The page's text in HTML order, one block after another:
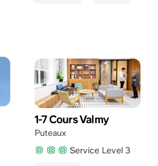
1-7 Cours Valmy
Puteaux
Service Level 3